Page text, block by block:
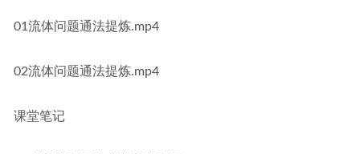
01流体问题通法提炼.mp4
02流体问题通法提炼.mp4
课堂笔记